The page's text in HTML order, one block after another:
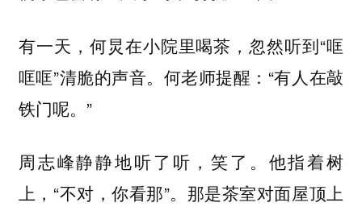
有一天，何炅在小院里喝茶，忽然听到“哐
哐哐”清脆的声音。何老师提醒：“有人在敲
铁门呢。”
周志峰静静地听了听，笑了。他指着树
上，“不对，你看那”。那是茶室对面屋顶上